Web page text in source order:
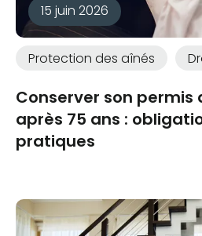
15 juin 2026
Protection des aînés
Conserver son permis
après 75 ans :
pratiques